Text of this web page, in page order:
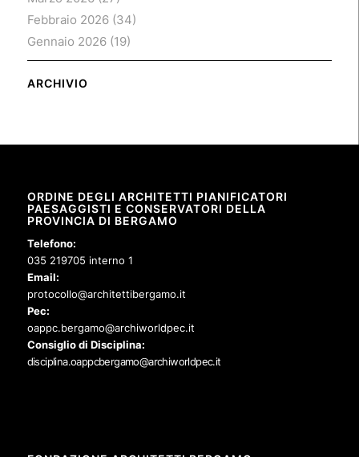
Febbraio 2026(34)
Gennaio 2026(19)
ARCHIVIO
ORDINE DEGLI ARCHITETTI PIANIFICATORI
PAESAGGISTI E CONSERVATORI DELLA
PROVINCIA DI BERGAMO
Telefono:
035 219705 interno 1
Email:
protocollo@architettibergamo.it
Pec:
oappc.bergamo@archiworldpec.it
Consiglio di Disciplina:
disciplina.oappcbergamo@archiworldpec.it